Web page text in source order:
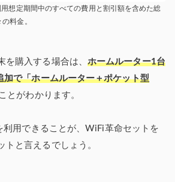
想定期間中のすべての費用と割引額を含めた総
料金。
を購入する場合は、 ホームルーター1台
加で「ホームルーター＋ポケット型
ことがわかります。
用できることが、WiFi革命セットを
トと言えるでしょう。